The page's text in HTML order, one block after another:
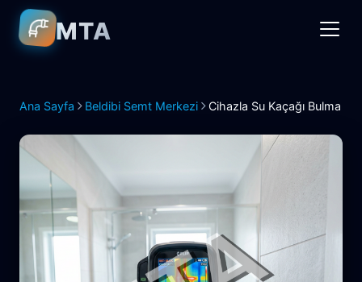
MTA
Ana Sayfa Beldibi Semt Merkezi Cihazla Su Kaçağı Bulma